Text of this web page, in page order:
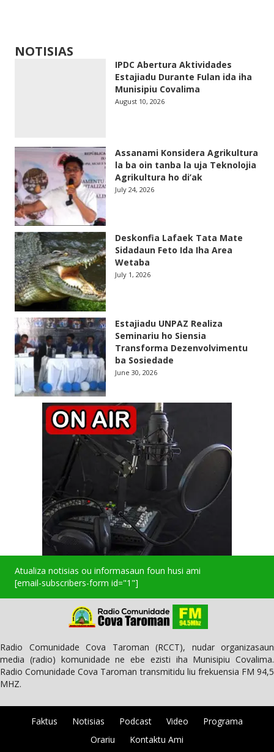
NOTISIAS
IPDC Abertura Aktividades
Estajiadu Durante Fulan ida iha
Munisipiu Covalima
August 10, 2026
Assanami Konsidera Agrikultura
la ba oin tanba la uja Teknolojia
Agrikultura ho di’ak
July 24, 2026
Deskonfia Lafaek Tata Mate
Sidadaun Feto Ida Iha Area
Wetaba
July 1, 2026
Estajiadu UNPAZ Realiza
Seminariu ho Siensia
Transforma Dezenvolvimentu
ba Sosiedade
June 30, 2026
Atualiza notisias ou informasaun foun husi ami
[email-subscribers-form id="1"]
Radio Comunidade Cova Taroman (RCCT), nudar organizasaun
media (radio) komunidade ne ebe ezisti iha Munisipiu Covalima.
Radio Comunidade Cova Taroman transmitidu liu frekuensia FM 94,5
MHZ.
Faktus Notisias Podcast Video
Programa
Orariu
Kontaktu Ami